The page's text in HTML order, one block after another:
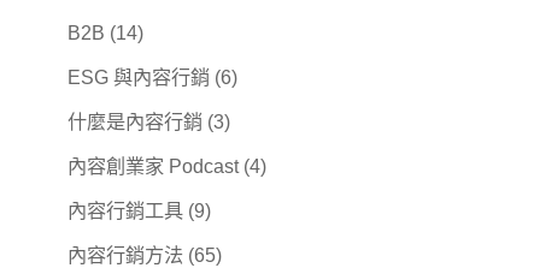
B2B (14)
ESG 與內容行銷 (6)
什麼是內容行銷 (3)
內容創業家 Podcast(4)
內容行銷工具 (9)
內容行銷方法 (65)